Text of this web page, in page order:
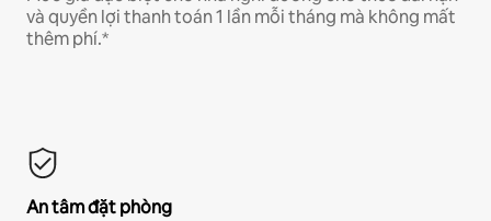
và quyền lợi thanh toán 1 lần mỗi tháng mà không mất
thêm phí.*
An tâm đặt phòng